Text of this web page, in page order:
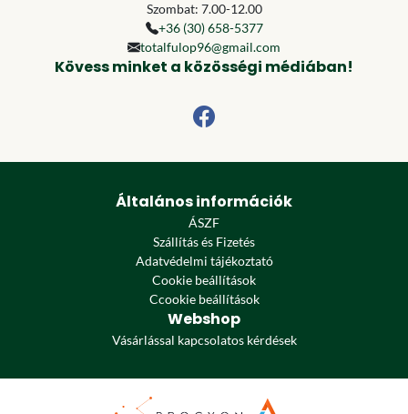
Szombat: 7.00-12.00
+36 (30) 658-5377
totalfulop96@gmail.com
Kövess minket a közösségi médiában!
Általános információk
ÁSZF
Szállítás és Fizetés
Adatvédelmi tájékoztató
Cookie beállítások
Ccookie beállítások
Webshop
Vásárlással kapcsolatos kérdések